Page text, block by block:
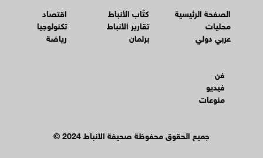
الصفحة الرئيسية
محليات
عربي دولي
كتّاب الأنباط
تقارير الأنباط
برلمان
اقتصاد
تكنولوجيا
رياضة
فن
فيديو
منوعات
© جميع الحقوق محفوظة صحيفة الأنباط 2024